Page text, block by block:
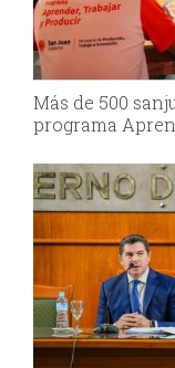
Más de 500
programa